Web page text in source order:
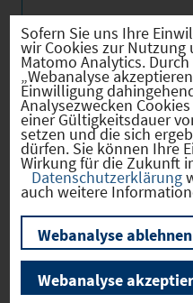
Bevölkerung
Sofern Sie uns Ihre
wir Cookies zur Nutzung
Matomo Analytics.
„Webanalyse
Einwilligung
Analysezwecken
einer Gültigkeitsdauer
setzen und die sich
dürfen. Sie können Ihre
Wirkung für die Zukunft
Datenschutzerklärung
auch weitere
Webanalyse ablehnen
Webanalyse